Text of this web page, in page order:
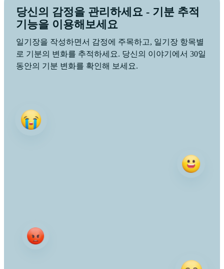
당신의 감정을 관리하세요 - 기분 추적
기능을 이용해보세요
일기장을 작성하면서 감정에 주목하고, 일기장 항목별
로 기분의 변화를 추적하세요. 당신의 이야기에서 30일
동안의 기분 변화를 확인해 보세요.